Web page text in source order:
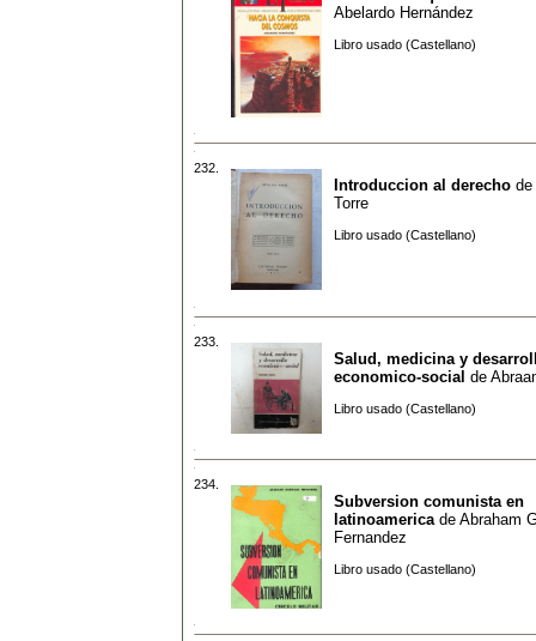
Abelardo Hernández
Libro usado (Castellano)
232.
Introduccion al derecho de
Torre
Libro usado (Castellano)
233.
Salud, medicina y
economico-social de
Libro usado (Castellano)
234.
Subversion comunista en
latinoamerica de Abraham
Fernandez
Libro usado (Castellano)